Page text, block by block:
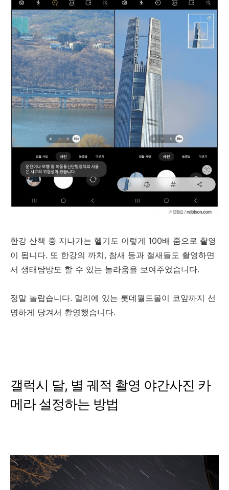
한강 산책 중 지나가는 헬기도 이렇게 100배 줌으로 촬영
이 됩니다. 또 한강의 까치, 참새 등과 철새들도 촬영하면
서 생태탐방도 할 수 있는 놀라움을 보여주었습니다.
정말 놀랍습니다. 멀리에 있는 롯데월드몰이 코앞까지 선
명하게 당겨서 촬영했습니다.
갤럭시 달, 별 궤적 촬영 야간사진 카
메라 설정하는 방법